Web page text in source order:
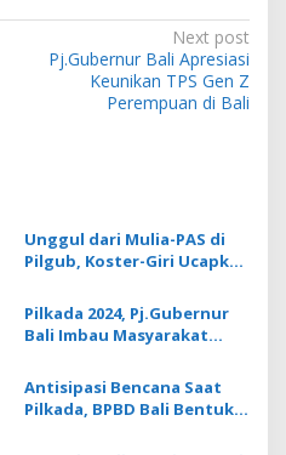
Next post
Pj.Gubernur Bali Apresiasi
Keunikan TPS Gen Z
Perempuan di Bali
Unggul dari Mulia-PAS di
Pilgub, Koster-Giri Ucapkan
Masyarakat Bali
Pilkada 2024, Pj.Gubernur
Bali Imbau Masyarakat
Hak Pilihnya
Antisipasi Bencana Saat
Pilkada, BPBD Bali Bentuk